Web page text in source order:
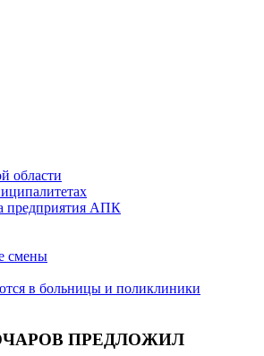
области
предприятия АПК
смены
в больницы и поликлиники
ПРЕДЛОЖИЛ